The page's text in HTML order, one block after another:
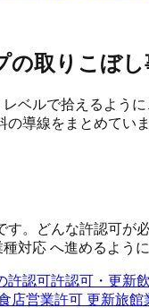
の取りこぼし
ベルで拾えるよう
導線をまとめていま
す。どんな許認可が
対応 へ進めるよう
許認可許認可・更新
店営業許可 更新旅館